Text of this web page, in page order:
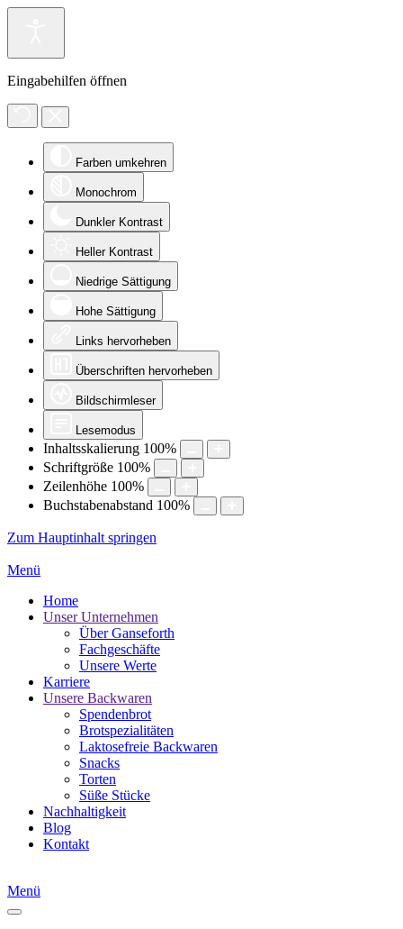
Eingabehilfen öffnen
Farben umkehren
Monochrom
Dunkler Kontrast
Heller Kontrast
Niedrige Sättigung
Hohe Sättigung
Links hervorheben
Überschriften hervorheben
Bildschirmleser
Lesemodus
Inhaltsskalierung 100%
Schriftgröße 100%
Zeilenhöhe 100%
Buchstabenabstand 100%
Zum Hauptinhalt springen
Menü
Home
Unser Unternehmen
Über Ganseforth
Fachgeschäfte
Unsere Werte
Karriere
Unsere Backwaren
Spendenbrot
Brotspezialitäten
Laktosefreie Backwaren
Snacks
Torten
Süße Stücke
Nachhaltigkeit
Blog
Kontakt
Menü